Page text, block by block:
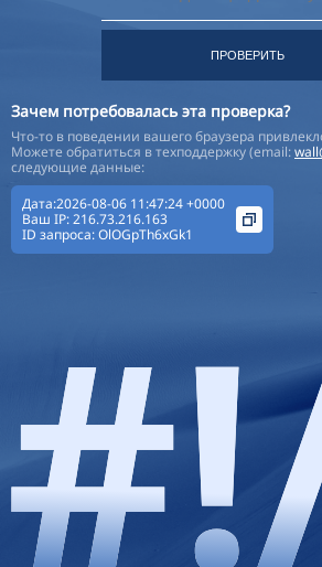
ПРОВЕРИТЬ
Зачем потребовалась эта проверка?
Что-то в поведении вашего браузера
Можете обратиться в техподдержку (email:
следующие данные:
Дата:2026-08-06 11:47:24 +0000
Ваш IP:216.73.216.163
ID запроса:OlOGpTh6xGk1